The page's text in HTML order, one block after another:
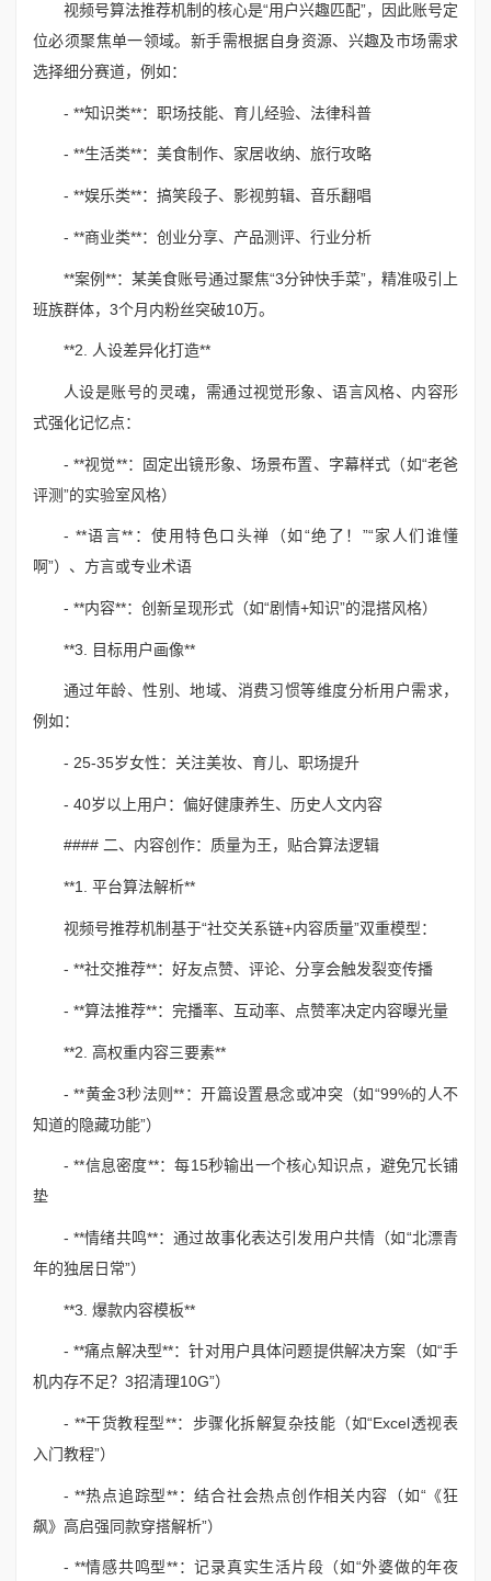
视频号算法推荐机制的核心是“用户兴趣匹配”，因此账号定
位必须聚焦单一领域。新手需根据自身资源、兴趣及市场需求
选择细分赛道，例如：
- **知识类**：职场技能、育儿经验、法律科普
- **生活类**：美食制作、家居收纳、旅行攻略
- **娱乐类**：搞笑段子、影视剪辑、音乐翻唱
- **商业类**：创业分享、产品测评、行业分析
**案例**：某美食账号通过聚焦“3分钟快手菜”，精准吸引上
班族群体，3个月内粉丝突破10万。
**2. 人设差异化打造**
人设是账号的灵魂，需通过视觉形象、语言风格、内容形
式强化记忆点：
- **视觉**：固定出镜形象、场景布置、字幕样式（如“老爸
评测”的实验室风格）
- **语言**：使用特色口头禅（如“绝了！”“家人们谁懂
啊”）、方言或专业术语
- **内容**：创新呈现形式（如“剧情+知识”的混搭风格）
**3. 目标用户画像**
通过年龄、性别、地域、消费习惯等维度分析用户需求，
例如：
- 25-35岁女性：关注美妆、育儿、职场提升
- 40岁以上用户：偏好健康养生、历史人文内容
#### 二、内容创作：质量为王，贴合算法逻辑
**1. 平台算法解析**
视频号推荐机制基于“社交关系链+内容质量”双重模型：
- **社交推荐**：好友点赞、评论、分享会触发裂变传播
- **算法推荐**：完播率、互动率、点赞率决定内容曝光量
**2. 高权重内容三要素**
- **黄金3秒法则**：开篇设置悬念或冲突（如“99%的人不
知道的隐藏功能”）
- **信息密度**：每15秒输出一个核心知识点，避免冗长铺
垫
- **情绪共鸣**：通过故事化表达引发用户共情（如“北漂青
年的独居日常”）
**3. 爆款内容模板**
- **痛点解决型**：针对用户具体问题提供解决方案（如“手
机内存不足？3招清理10G”）
- **干货教程型**：步骤化拆解复杂技能（如“Excel透视表
入门教程”）
- **热点追踪型**：结合社会热点创作相关内容（如“《狂
飙》高启强同款穿搭解析”）
- **情感共鸣型**：记录真实生活片段（如“外婆做的年夜